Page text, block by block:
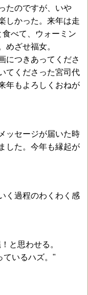
たのですが、いや
しかった。来年は走
べて、ウォーミン
めざせ福女。
につきあってくださ
てくださった宮司代
年もよろしくおねが
ッセージが届いた時
した。今年も縁起が
く過程のわくわく感
と思わせる。
ているハズ。"